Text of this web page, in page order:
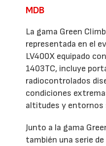
MDB
La gama Green
representada en el
LV400X equipado
1403TC, incluye
radiocontrolados
condiciones
altitudes y entornos
Junto a la gama
también una serie